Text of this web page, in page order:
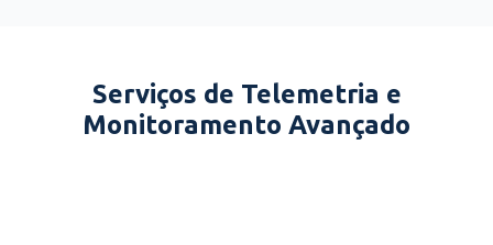
Serviços de Telemetria e
Monitoramento Avançado